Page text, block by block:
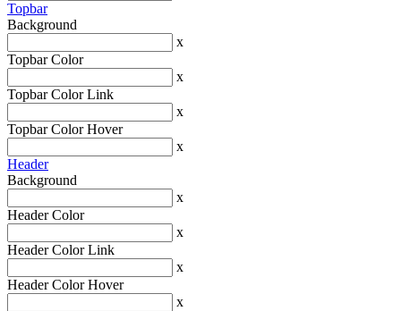
Topbar
Background
x
Topbar Color
x
Topbar Color Link
x
Topbar Color Hover
x
Header
Background
x
Header Color
x
Header Color Link
x
Header Color Hover
x